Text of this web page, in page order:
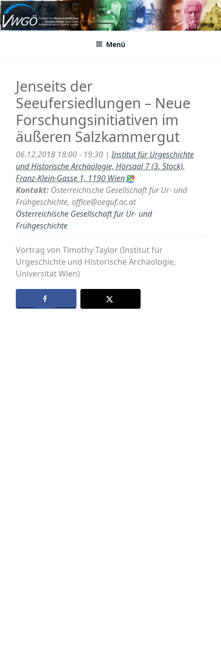
Zum
Inhalt
springenVWGÖ
Federation of Austrian Scientific Societies
Menü
Jenseits der
Seeufersiedlungen – Neue
Forschungsinitiativen im
äußeren Salzkammergut
06.12.2018 18:00 - 19:30 |Institut für Urgeschichte
und Historische Archäologie, Hörsaal 7 (3. Stock),
Franz-Klein-Gasse 1, 1190 Wien
Kontakt: Österreichische Gesellschaft für Ur- und
Frühgeschichte, office@oeguf.ac.at
Österreichische Gesellschaft für Ur- und
Frühgeschichte
Vortrag von Timothy Taylor (Institut für
Urgeschichte und Historische Archäologie,
Universität Wien)